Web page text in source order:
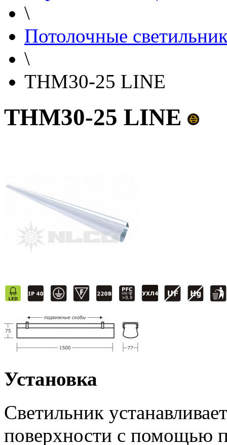
\
Потолочные
\
THM30-25 LINE
THM30-25 LINE
Установка
Светильник
поверхности с помощью